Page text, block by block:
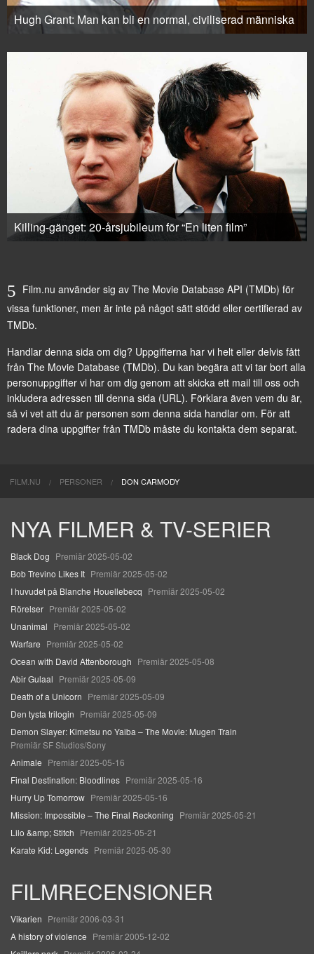
Hugh Grant: Man kan bli en normal, civiliserad människa
Killing-gänget: 20-årsjubileum för “En liten film”
Film.nu använder sig av The Movie Database API (TMDb) för
vissa funktioner, men är inte på något sätt stödd eller certifierad av
TMDb.
Handlar denna sida om dig? Uppgifterna har vi helt eller delvis fått
från The Movie Database (TMDb). Du kan begära att vi tar bort alla
personuppgifter vi har om dig genom att skicka ett mail till oss och
inkludera adressen till denna sida (URL). Förklara även vem du är,
så vi vet att du är personen som denna sida handlar om. För att
radera dina uppgifter från TMDb måste du kontakta dem separat.
FILM.NU PERSONER DON CARMODY
NYA FILMER & TV-SERIER
Black Dog Premiär 2025-05-02
Bob Trevino Likes It Premiär 2025-05-02
I huvudet på Blanche Houellebecq Premiär 2025-05-02
Rörelser Premiär 2025-05-02
Unanimal Premiär 2025-05-02
Warfare Premiär 2025-05-02
Ocean with David Attenborough Premiär 2025-05-08
Abir Gulaal Premiär 2025-05-09
Death of a Unicorn Premiär 2025-05-09
Den tysta trilogin Premiär 2025-05-09
Demon Slayer: Kimetsu no Yaiba – The Movie: Mugen Train
Premiär SF Studios/Sony
Animale Premiär 2025-05-16
Final Destination: Bloodlines Premiär 2025-05-16
Hurry Up Tomorrow Premiär 2025-05-16
Mission: Impossible – The Final Reckoning Premiär 2025-05-21
Lilo &amp; Stitch Premiär 2025-05-21
Karate Kid: Legends Premiär 2025-05-30
FILMRECENSIONER
Vikarien Premiär 2006-03-31
A history of violence Premiär 2005-12-02